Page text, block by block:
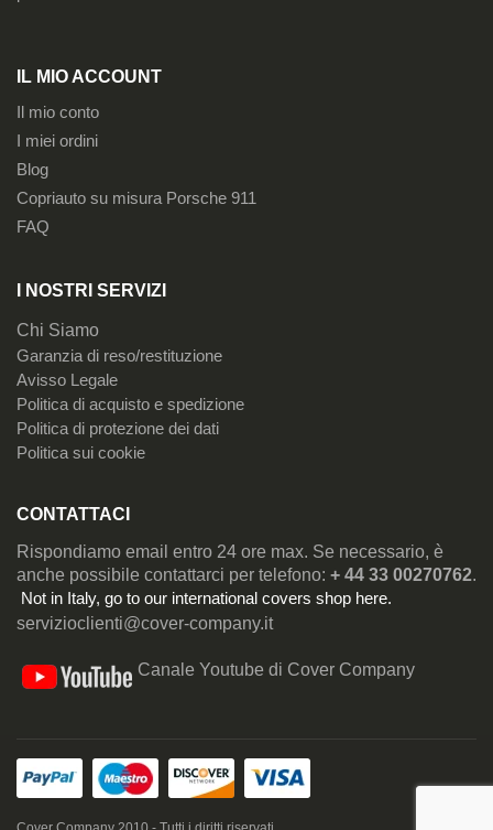
IL MIO ACCOUNT
Il mio conto
I miei ordini
Blog
Copriauto su misura Porsche 911
FAQ
I NOSTRI SERVIZI
Chi Siamo
Garanzia di reso/restituzione
Avisso Legale
Politica di acquisto e spedizione
Politica di protezione dei dati
Politica sui cookie
CONTATTACI
Rispondiamo email entro 24 ore max. Se necessario, è
anche possibile contattarci per telefono: + 44 33 00270762.
Not in Italy, go to our international covers shop here.
servizioclienti@cover-company.it
Canale Youtube di Cover Company